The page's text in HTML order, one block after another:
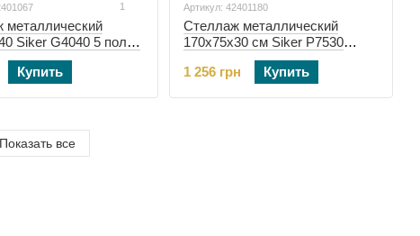
1
металлический
Siker G4040 5 полок
Купить
Артикул: 42401180
Стеллаж металлический
170х75х30 см Siker P7530
белый 5 полок (42401180)
1 256 грн
Купить
Показать все